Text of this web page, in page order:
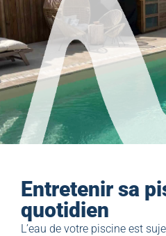
Entretenir sa
quotidien
L’eau de votre piscine est